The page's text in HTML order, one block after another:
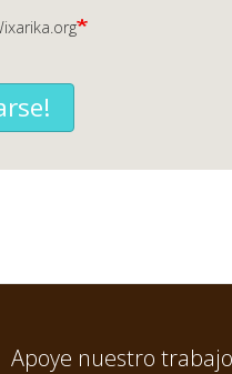
Apoye nuestro trabajo